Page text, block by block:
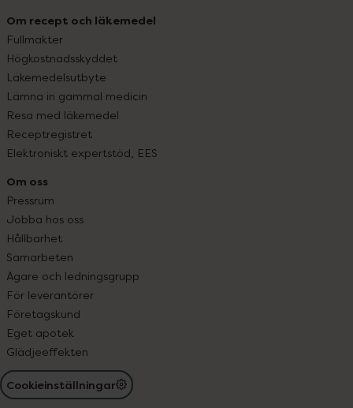
Om recept och läkemedel
Fullmakter
Högkostnadsskyddet
Läkemedelsutbyte
Lämna in gammal medicin
Resa med läkemedel
Receptregistret
Elektroniskt expertstöd, EES
Om oss
Pressrum
Jobba hos oss
Hållbarhet
Samarbeten
Ägare och ledningsgrupp
För leverantörer
Företagskund
Eget apotek
Glädjeeffekten
Cookieinställningar